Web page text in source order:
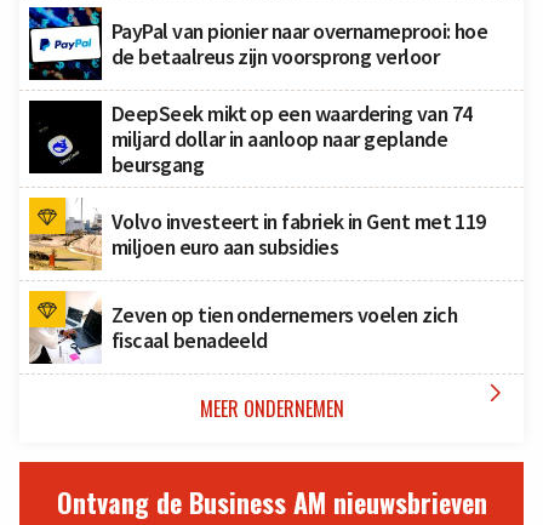
PayPal van pionier naar overnameprooi: hoe
de betaalreus zijn voorsprong verloor
DeepSeek mikt op een waardering van 74
miljard dollar in aanloop naar geplande
beursgang
Volvo investeert in fabriek in Gent met 119
miljoen euro aan subsidies
Zeven op tien ondernemers voelen zich
fiscaal benadeeld
MEER ONDERNEMEN 
Ontvang de Business AM nieuwsbrieven